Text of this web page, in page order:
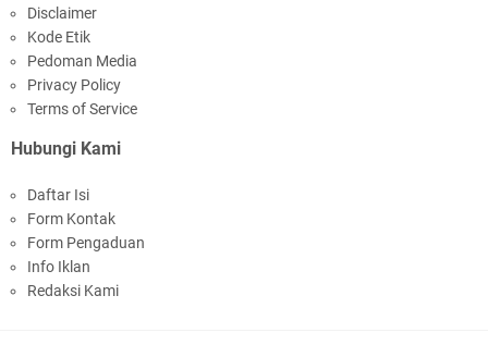
Disclaimer
Kode Etik
Pedoman Media
Privacy Policy
Terms of Service
Hubungi Kami
Daftar Isi
Form Kontak
Form Pengaduan
Info Iklan
Redaksi Kami